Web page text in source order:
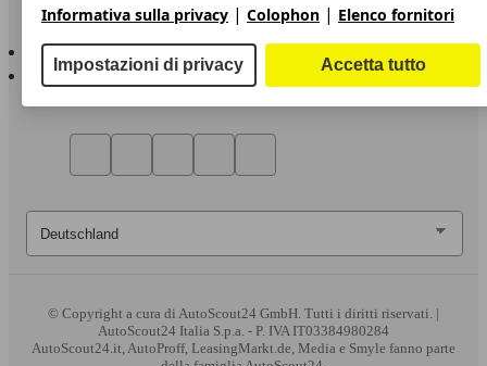
AutoScout24 per iOS
AutoScout24 per Android
© Copyright a cura di AutoScout24 GmbH. Tutti i diritti riservati. |
AutoScout24 Italia S.p.a. - P. IVA IT03384980284
AutoScout24.it, AutoProff, LeasingMarkt.de, Media e Smyle fanno parte
Informativa sulla privacy | Colophon | Elenco fornitori
Impostazioni di privacy Accetta tutto